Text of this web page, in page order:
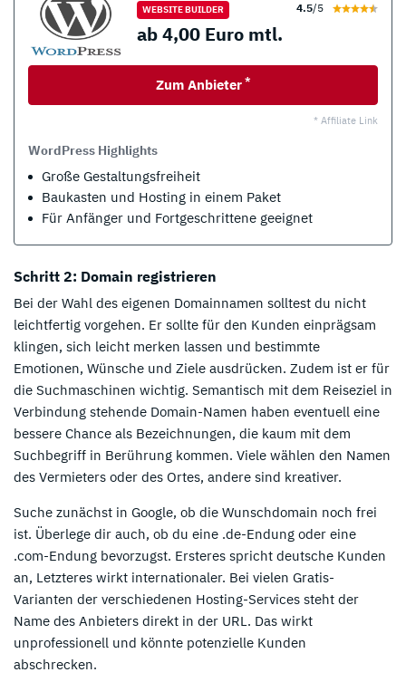
WEBSITE BUILDER 4.5/5
ab 4,00 Euro mtl.
Zum Anbieter *
* Affiliate Link
WordPress Highlights
Große Gestaltungsfreiheit
Baukasten und Hosting in einem Paket
Für Anfänger und Fortgeschrittene geeignet
Schritt 2: Domain registrieren
Bei der Wahl des eigenen Domainnamen solltest du nicht
leichtfertig vorgehen. Er sollte für den Kunden einprägsam
klingen, sich leicht merken lassen und bestimmte
Emotionen, Wünsche und Ziele ausdrücken. Zudem ist er für
die Suchmaschinen wichtig. Semantisch mit dem Reiseziel in
Verbindung stehende Domain-Namen haben eventuell eine
bessere Chance als Bezeichnungen, die kaum mit dem
Suchbegriff in Berührung kommen. Viele wählen den Namen
des Vermieters oder des Ortes, andere sind kreativer.
Suche zunächst in Google, ob die Wunschdomain noch frei
ist. Überlege dir auch, ob du eine .de-Endung oder eine
.com-Endung bevorzugst. Ersteres spricht deutsche Kunden
an, Letzteres wirkt internationaler. Bei vielen Gratis-
Varianten der verschiedenen Hosting-Services steht der
Name des Anbieters direkt in der URL. Das wirkt
unprofessionell und könnte potenzielle Kunden
abschrecken.